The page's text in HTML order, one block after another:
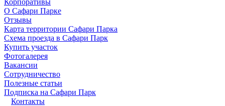
О Сафари Парке
Отзывы
Карта территории Сафари Парка
Схема проезда в Сафари Парк
Купить участок
Фотогалерея
Вакансии
Сотрудничество
Полезные статьи
Подписка на Сафари Парк
Контакты